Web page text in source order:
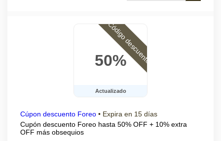
50%
Actualizado
Código descuento
Cúpon descuento Foreo • Expira en 15 días
Cupón descuento Foreo hasta 50% OFF + 10% extra
OFF más obsequios